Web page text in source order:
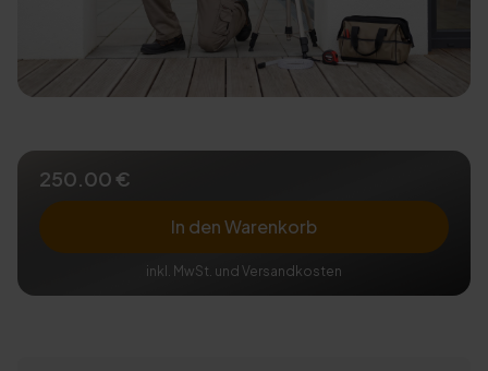
250.00 €
In den Warenkorb
inkl. MwSt. und Versandkosten